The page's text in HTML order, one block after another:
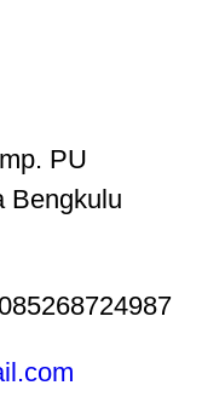
PU
Bengkulu